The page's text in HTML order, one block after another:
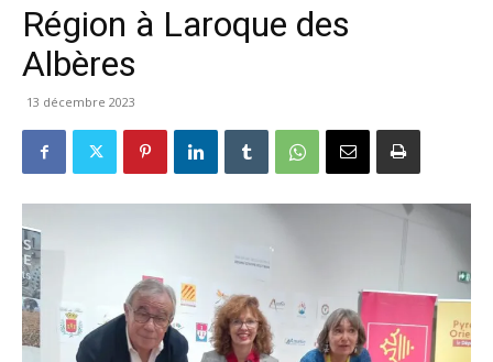
Région à Laroque des
Albères
13 décembre 2023